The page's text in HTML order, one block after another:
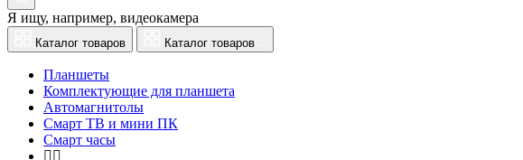
Я ищу, например, видеокамера
Каталог товаров Каталог товаров
Планшеты
Комплектующие для планшета
Автомагнитолы
Смарт ТВ и мини ПК
Смарт часы